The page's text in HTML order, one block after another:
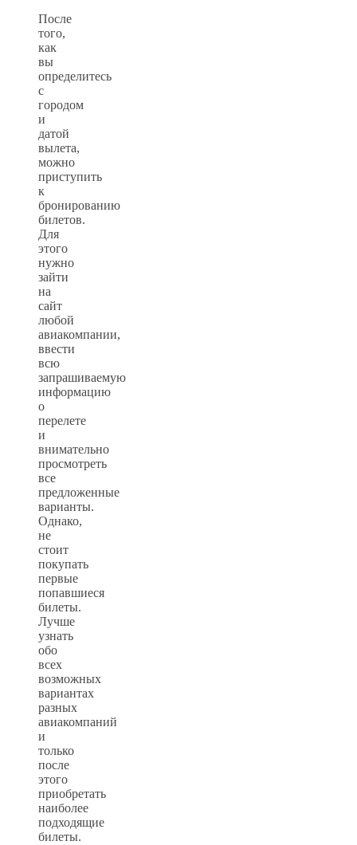
После
того,
как
вы
определитесь
с
городом
и
датой
вылета,
можно
приступить
к
бронированию
билетов.
Для
этого
нужно
зайти
на
сайт
любой
авиакомпании,
ввести
всю
запрашиваемую
информацию
о
перелете
и
внимательно
просмотреть
все
предложенные
варианты.
Однако,
не
стоит
покупать
первые
попавшиеся
билеты.
Лучше
узнать
обо
всех
возможных
вариантах
разных
авиакомпаний
и
только
после
этого
приобретать
наиболее
подходящие
билеты.